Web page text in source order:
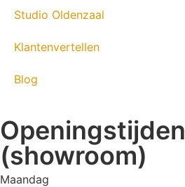
Studio Oldenzaal
Klantenvertellen
Blog
Openingstijden
(showroom)
Maandag